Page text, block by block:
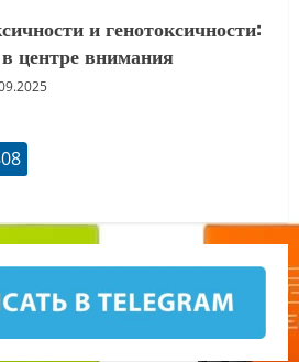
и генотоксичности:
центре внимания